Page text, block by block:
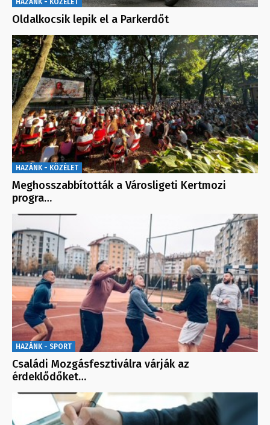
Oldalkocsik lepik el a Parkerdőt
HAZÁNK - KÖZÉLET
Meghosszabbították a Városligeti Kertmozi
progra…
HAZÁNK - SPORT
Családi Mozgásfesztiválra várják az
érdeklődőket…